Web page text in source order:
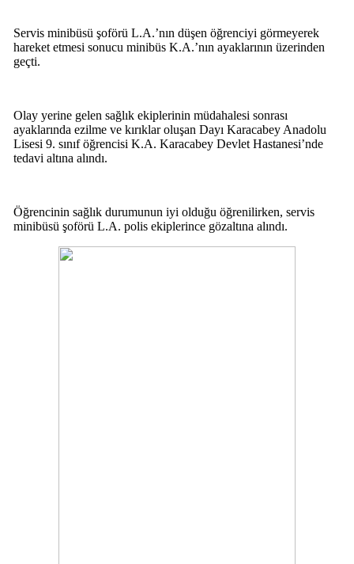
Servis minibüsü şoförü L.A.’nın düşen öğrenciyi görmeyerek
hareket etmesi sonucu minibüs K.A.’nın ayaklarının üzerinden
geçti.
Olay yerine gelen sağlık ekiplerinin müdahalesi sonrası
ayaklarında ezilme ve kırıklar oluşan Dayı Karacabey Anadolu
Lisesi 9. sınıf öğrencisi K.A. Karacabey Devlet Hastanesi’nde
tedavi altına alındı.
Öğrencinin sağlık durumunun iyi olduğu öğrenilirken, servis
minibüsü şoförü L.A. polis ekiplerince gözaltına alındı.